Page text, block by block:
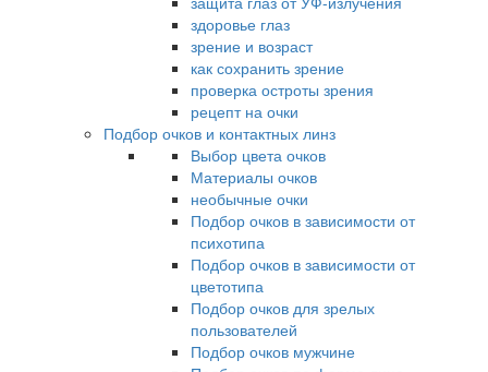
здоровье глаз
зрение и возраст
как сохранить зрение
проверка остроты зрения
рецепт на очки
Подбор очков и контактных линз
Выбор цвета очков
Материалы очков
необычные очки
Подбор очков в зависимости от
психотипа
Подбор очков в зависимости от
цветотипа
Подбор очков для зрелых
пользователей
Подбор очков мужчине